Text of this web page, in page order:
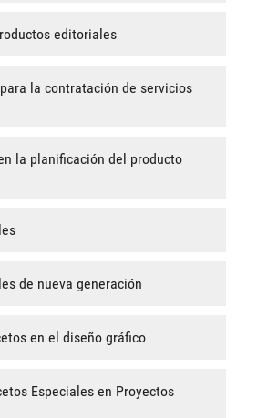
editoriales
la contratación de servicios
la planificación del producto
de nueva generación
en el diseño gráfico
Especiales en Proyectos